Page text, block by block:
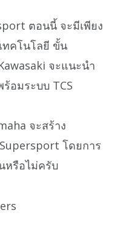
ตอนนี้ จะมีเพียง
ทคโนโลยี ขั้น
จะแนะนำ
อมระบบ TCS
จะสร้าง
โดยการ
หรือไม่ครับ